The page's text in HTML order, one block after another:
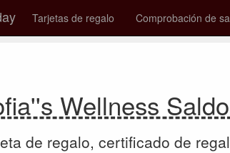
Tarjetas de regalo Comprobación de
Wellness
de regalo, certificado de